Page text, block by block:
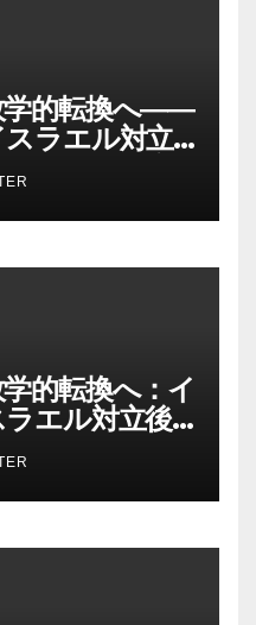
学的転換へ――
ラエル対立
、世界秩序
的転換へ：イ
エル対立後
・抵抗・世
１部